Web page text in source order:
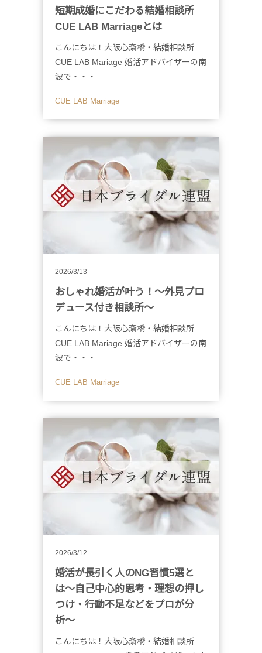
短期成婚にこだわる結婚相談所
CUE LAB Marriageとは
こんにちは！大阪心斎橋・結婚相談所
CUE LAB Mariage 婚活アドバイザーの南
波で・・・
CUE LAB Marriage
2026/3/13
おしゃれ婚活が叶う！〜外見プロ
デュース付き相談所〜
こんにちは！大阪心斎橋・結婚相談所
CUE LAB Mariage 婚活アドバイザーの南
波で・・・
CUE LAB Marriage
2026/3/12
婚活が長引く人のNG習慣5選と
は〜自己中心的思考・理想の押し
つけ・行動不足などをプロが分
析〜
こんにちは！大阪心斎橋・結婚相談所